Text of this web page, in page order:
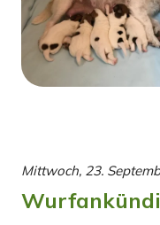
Mittwoch, 23.